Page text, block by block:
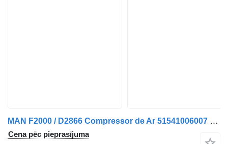
MAN F2000 / D2866 Compressor de Ar 51541006007 pneimatiskais kompresors paredzēts MAN kravas automašīnas
Cena pēc pieprasījuma